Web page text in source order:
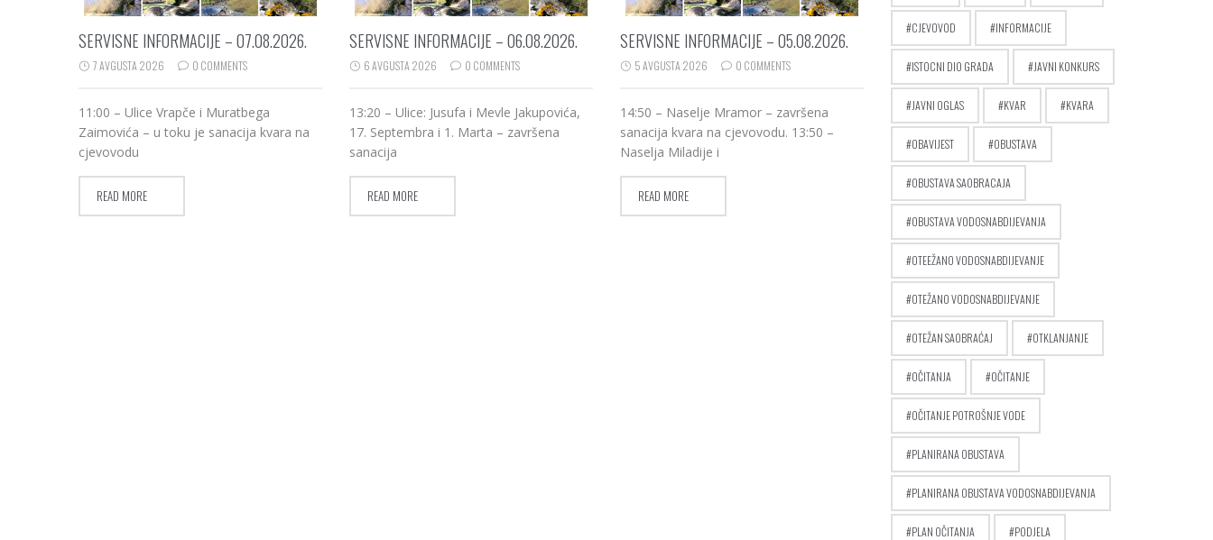
SERVISNE INFORMACIJE – 07.08.2026.
7 AVGUSTA 2026 0 COMMENTS
11:00 – Ulice Vrapče i Muratbega
Zaimovića – u toku je sanacija kvara na
cjevovodu
READ MORE
SERVISNE INFORMACIJE – 06.08.2026.
6 AVGUSTA 2026 0 COMMENTS
13:20 – Ulice: Jusufa i Mevle Jakupovića,
17. Septembra i 1. Marta – završena
sanacija
READ MORE
SERVISNE INFORMACIJE – 05.08.2026.
5 AVGUSTA 2026 0 COMMENTS
14:50 – Naselje Mramor – završena
sanacija kvara na cjevovodu. 13:50 –
Naselja Miladije i
READ MORE
CJEVOVOD INFORMACIJE
ISTOCNI DIO GRADA JAVNI KONKURS
JAVNI OGLAS KVAR KVARA
OBAVIJEST OBUSTAVA
OBUSTAVA SAOBRACAJA
OBUSTAVA VODOSNABDIJEVANJA
OTEEŽANO VODOSNABDIJEVANJE
OTEŽANO VODOSNABDIJEVANJE
OTEŽAN SAOBRAĆAJ OTKLANJANJE
OČITANJA OČITANJE
OČITANJE POTROŠNJE VODE
PLANIRANA OBUSTAVA
PLANIRANA OBUSTAVA VODOSNABDIJEVANJA
PLAN OČITANJA PODJELA